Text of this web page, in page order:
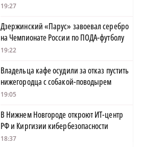
19:27
Дзержинский «Парус» завоевал серебро
на Чемпионате России по ПОДА-футболу
19:22
Владельца кафе осудили за отказ пустить
нижегородца с собакой-поводырем
19:05
В Нижнем Новгороде откроют ИТ-центр
РФ и Киргизии кибербезопасности
18:37